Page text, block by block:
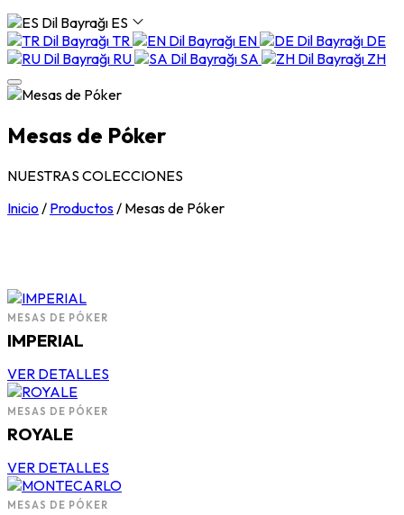
ES
TR
EN
DE
RU
SA ZH
Mesas de Póker
NUESTRAS COLECCIONES
Inicio / Productos / Mesas de Póker
MESAS DE PÓKER
IMPERIAL
VER DETALLES
MESAS DE PÓKER
ROYALE
VER DETALLES
MESAS DE PÓKER